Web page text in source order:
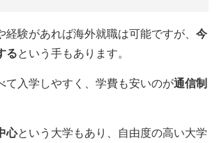
経験があれば海外就職は可能ですが、 今
るという手もあります。
て入学しやすく、学費も安いのが通信制
心という大学もあり、自由度の高い大学